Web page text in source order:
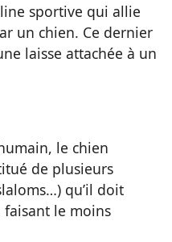
sportive qui allie
un chien. Ce dernier
laisse attachée à un
le chien
de plusieurs
qu’il doit
le moins